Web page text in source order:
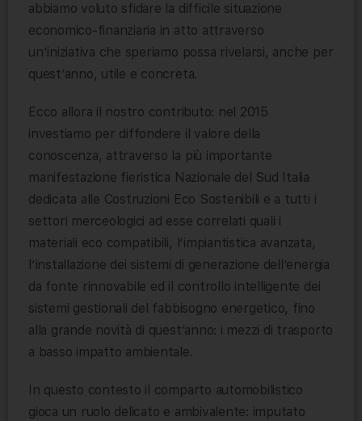
abbiamo voluto sfidare la difficile situazione
economico-finanziaria in atto attraverso
un’iniziativa che speriamo possa rivelarsi, anche per
quest’anno, utile e concreta.
Ecco allora il nostro contributo: nel 2015
investiamo per diffondere il valore della
conoscenza, attraverso la più importante
manifestazione fieristica Nazionale del Sud Italia
dedicata alle Costruzioni Eco Sostenibili e a tutti i
settori merceologici ad esse correlati quali i
materiali eco compatibili, l’impiantistica avanzata,
l’installazione dei sistemi di generazione dell’energia
da fonte rinnovabile ed il controllo intelligente dei
sistemi gestionali del fabbisogno energetico, fino
alla grande novità di quest’anno: i mezzi di trasporto
a basso impatto ambientale.
In questo contesto il comparto automobilistico
gioca un ruolo delicato e ambivalente: imputato